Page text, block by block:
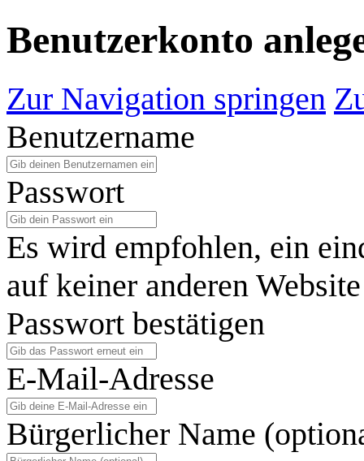
Benutzerkonto
Zur Navigation springen
Benutzername
Passwort
Es wird empfohlen, ein
auf keiner anderen
Passwort bestätigen
E-Mail-Adresse
Bürgerlicher Name